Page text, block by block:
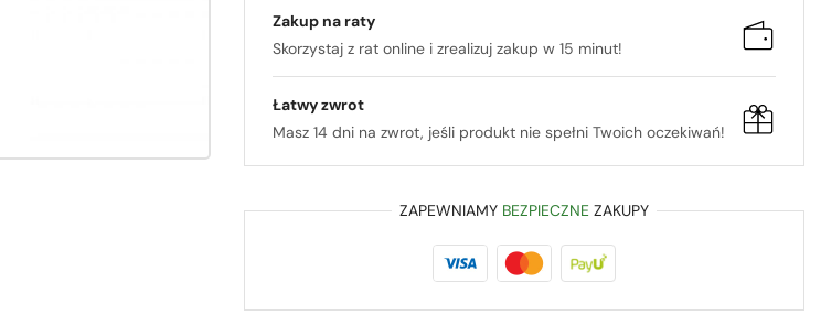
Zakup na raty
Skorzystaj z rat online i zrealizuj zakup w 15 minut!
Łatwy zwrot
Masz 14 dni na zwrot, jeśli produkt nie spełni Twoich oczekiwań!
ZAPEWNIAMY BEZPIECZNE ZAKUPY